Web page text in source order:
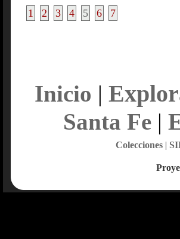
1 2 3 4 5 6 7
Inicio |
Santa Fe|
Colecciones|